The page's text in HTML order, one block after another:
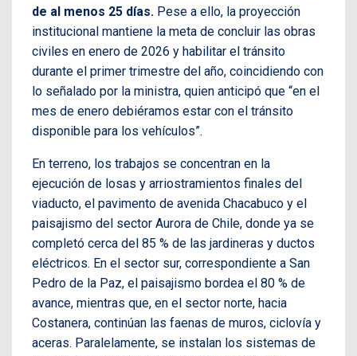
de al menos 25 días. Pese a ello, la proyección
institucional mantiene la meta de concluir las obras
civiles en enero de 2026 y habilitar el tránsito
durante el primer trimestre del año, coincidiendo con
lo señalado por la ministra, quien anticipó que “en el
mes de enero debiéramos estar con el tránsito
disponible para los vehículos”.
En terreno, los trabajos se concentran en la
ejecución de losas y arriostramientos finales del
viaducto, el pavimento de avenida Chacabuco y el
paisajismo del sector Aurora de Chile, donde ya se
completó cerca del 85 % de las jardineras y ductos
eléctricos. En el sector sur, correspondiente a San
Pedro de la Paz, el paisajismo bordea el 80 % de
avance, mientras que, en el sector norte, hacia
Costanera, continúan las faenas de muros, ciclovía y
aceras. Paralelamente, se instalan los sistemas de